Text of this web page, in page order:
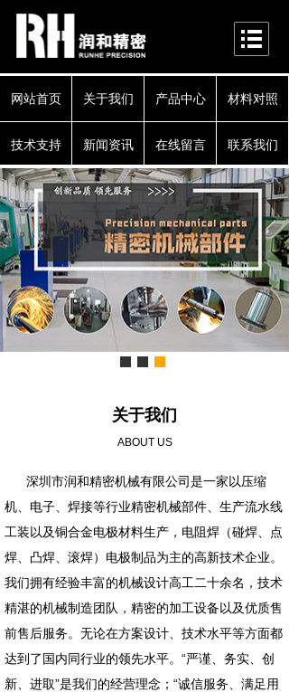
网站首页 关于我们 产品中心 材料对照
技术支持 新闻资讯 在线留言 联系我们
关于我们
ABOUT US
深圳市润和精密机械有限公司是一家以压缩
机、电子、焊接等行业精密机械部件、生产流水线
工装以及铜合金电极材料生产，电阻焊（碰焊、点
焊、凸焊、滚焊）电极制品为主的高新技术企业。
我们拥有经验丰富的机械设计高工二十余名，技术
精湛的机械制造团队，精密的加工设备以及优质售
前售后服务。无论在方案设计、技术水平等方面都
达到了国内同行业的领先水平。“严谨、务实、创
新、进取”是我们的经营理念；“诚信服务、满足用